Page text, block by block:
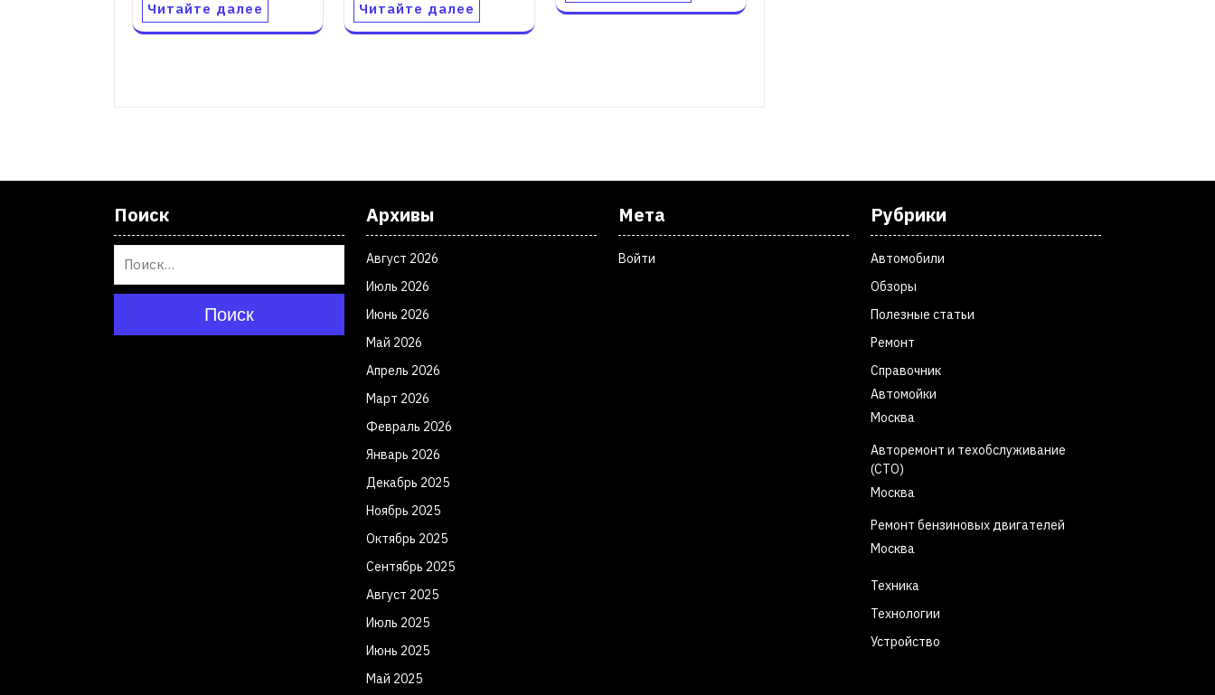
Читайте далее
Читайте далее
Поиск
Поиск
Архивы
Август 2026
Июль 2026
Июнь 2026
Май 2026
Апрель 2026
Март 2026
Февраль 2026
Январь 2026
Декабрь 2025
Ноябрь 2025
Октябрь 2025
Сентябрь 2025
Август 2025
Июль 2025
Июнь 2025
Май 2025
Мета
Войти
Рубрики
Автомобили
Обзоры
Полезные статьи
Ремонт
Справочник
Автомойки
Москва
Авторемонт и техобслуживание
(СТО)
Москва
Ремонт бензиновых двигателей
Москва
Техника
Технологии
Устройство